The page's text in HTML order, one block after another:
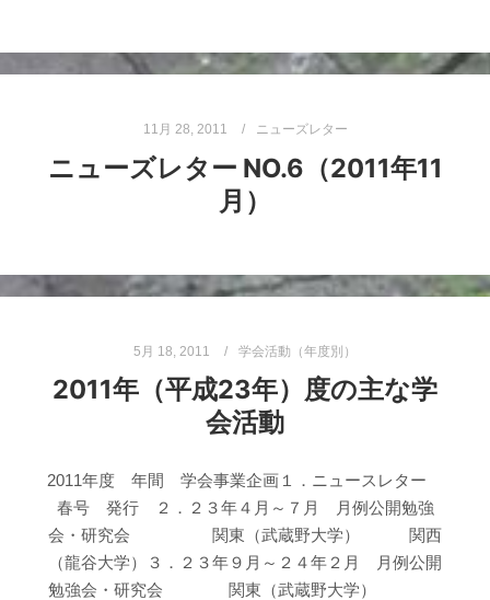
11月 28, 2011 ニューズレター
ニューズレター NO.6（2011年11
月）
5月 18, 2011 学会活動（年度別）
2011年（平成23年）度の主な学
会活動
2011年度 年間 学会事業企画１．ニュースレター
春号 発行 ２．２３年４月～７月 月例公開勉強
会・研究会 関東（武蔵野大学） 関西
（龍谷大学）３．２３年９月～２４年２月 月例公開
勉強会・研究会 関東（武蔵野大学）